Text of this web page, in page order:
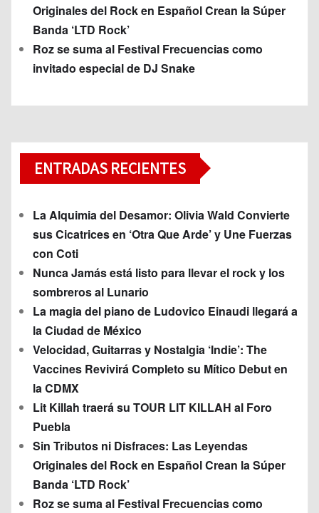
Originales del Rock en Español Crean la Súper
Banda ‘LTD Rock’
Roz se suma al Festival Frecuencias como
invitado especial de DJ Snake
ENTRADAS RECIENTES
La Alquimia del Desamor: Olivia Wald Convierte
sus Cicatrices en ‘Otra Que Arde’ y Une Fuerzas
con Coti
Nunca Jamás está listo para llevar el rock y los
sombreros al Lunario
La magia del piano de Ludovico Einaudi llegará a
la Ciudad de México
Velocidad, Guitarras y Nostalgia ‘Indie’: The
Vaccines Revivirá Completo su Mítico Debut en
la CDMX
Lit Killah traerá su TOUR LIT KILLAH al Foro
Puebla
Sin Tributos ni Disfraces: Las Leyendas
Originales del Rock en Español Crean la Súper
Banda ‘LTD Rock’
Roz se suma al Festival Frecuencias como